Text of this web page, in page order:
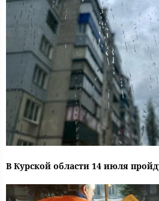
В Курской области 14 июля